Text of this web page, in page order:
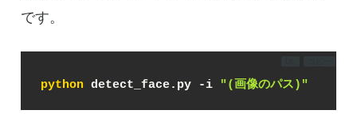
です。
python detect_face.py -i "(画像のパス)"